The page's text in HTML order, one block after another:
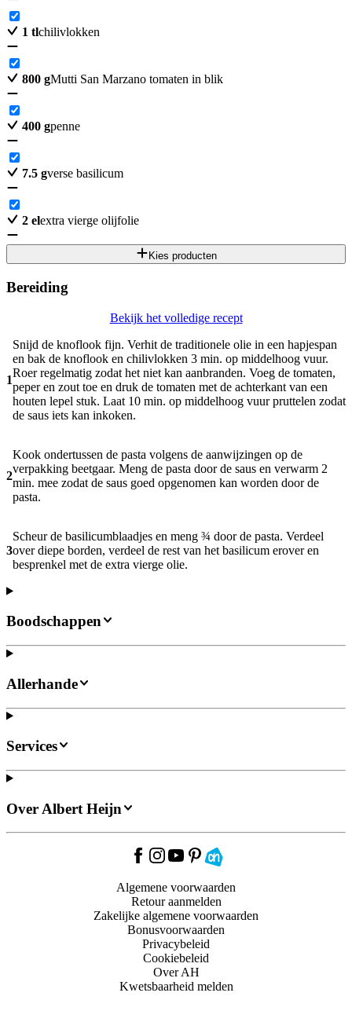
1 tlchilivlokken
800 gMutti San Marzano tomaten in blik
400 gpenne
7.5 gverse basilicum
2 elextra vierge olijfolie
Kies producten
Bereiding
Bekijk het volledige recept
1
Snijd de knoflook fijn. Verhit de traditionele olie in een hapjespan
en bak de knoflook en chilivlokken 3 min. op middelhoog vuur.
Roer regelmatig zodat het niet kan aanbranden. Voeg de tomaten,
peper en zout toe en druk de tomaten met de achterkant van een
houten lepel stuk. Laat 10 min. op middelhoog vuur pruttelen zodat
de saus iets kan inkoken.
2
Kook ondertussen de pasta volgens de aanwijzingen op de
verpakking beetgaar. Meng de pasta door de saus en verwarm 2
min. mee zodat de saus goed opgenomen kan worden door de
pasta.
3
Scheur de basilicumblaadjes en meng ¾ door de pasta. Verdeel
over diepe borden, verdeel de rest van het basilicum erover en
besprenkel met de extra vierge olie.
Boodschappen
Allerhande
Services
Over Albert Heijn
Algemene voorwaarden
Retour aanmelden
Zakelijke algemene voorwaarden
Bonusvoorwaarden
Privacybeleid
Cookiebeleid
Over AH
Kwetsbaarheid melden